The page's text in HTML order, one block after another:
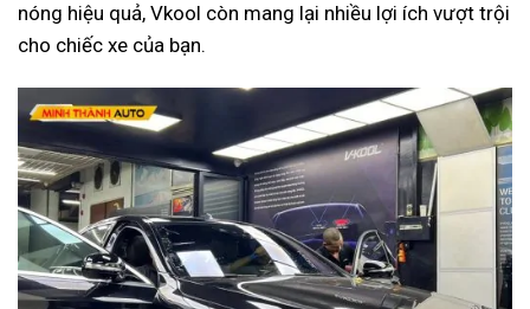
nóng hiệu quả, Vkool còn mang lại nhiều lợi ích vượt trội
cho chiếc xe của bạn.